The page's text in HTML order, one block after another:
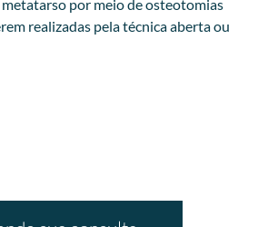
metatarso por meio de osteotomias
realizadas pela técnica aberta ou